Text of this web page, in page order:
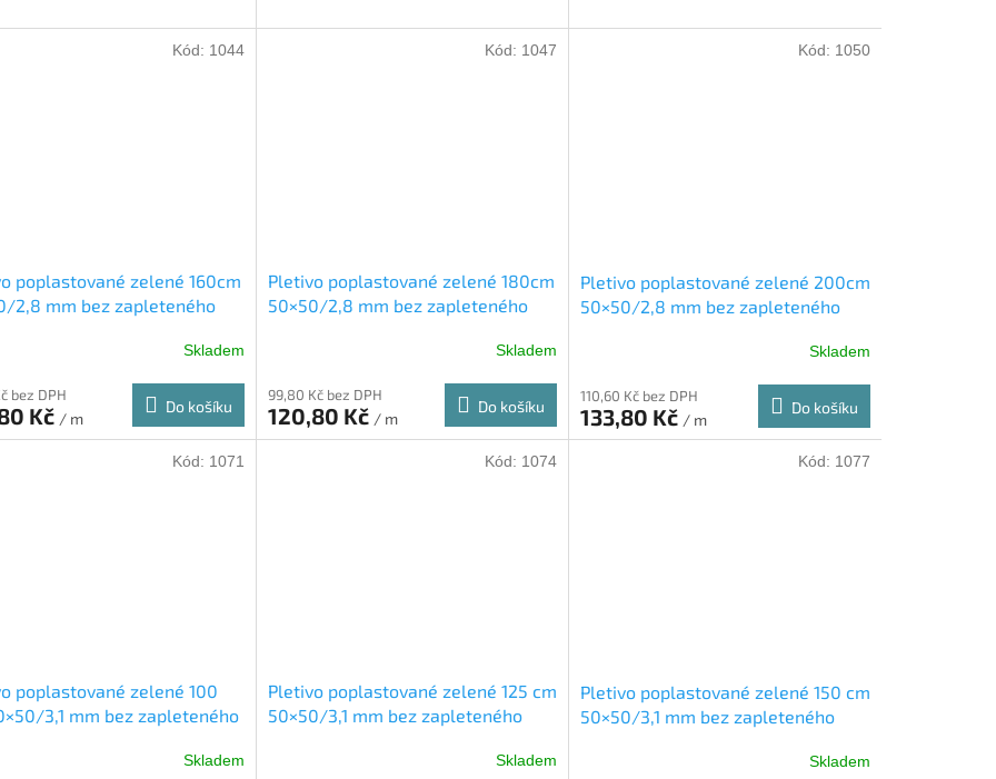
poplastované zelené 160cm
2,8 mm bez zapleteného
Skladem
bez DPH
Kč / m
Do košíku
Kód: 1044
Pletivo poplastované zelené 180cm
50×50/2,8 mm bez zapleteného
Skladem
99,80 Kč bez DPH
120,80 Kč / m
Do košíku
Kód: 1047
Pletivo poplastované zelené 200cm
50×50/2,8 mm bez zapleteného
Skladem
110,60 Kč bez DPH
133,80 Kč / m
Do košíku
Kód: 1050
poplastované zelené 100
3,1 mm bez zapleteného
Skladem
Kód: 1071
Pletivo poplastované zelené 125 cm
50×50/3,1 mm bez zapleteného
Skladem
Kód: 1074
Pletivo poplastované zelené 150 cm
50×50/3,1 mm bez zapleteného
Skladem
Kód: 1077